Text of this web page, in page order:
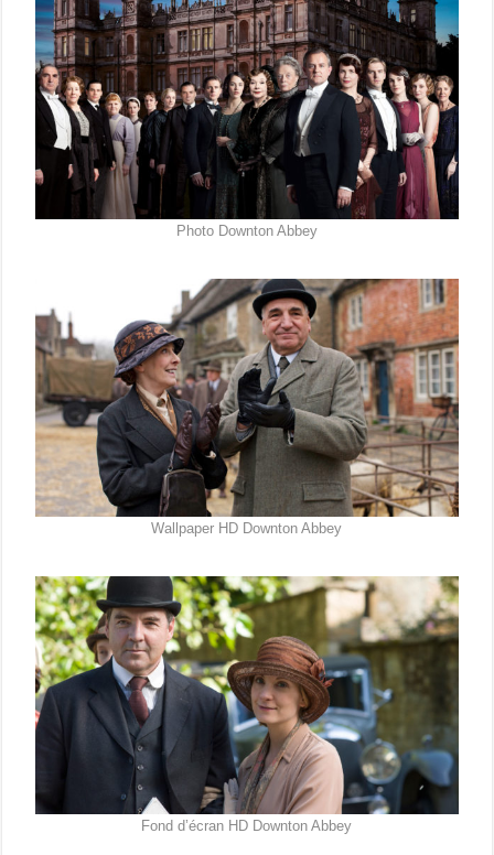
Photo Downton Abbey
Wallpaper HD Downton Abbey
Fond d’écran HD Downton Abbey